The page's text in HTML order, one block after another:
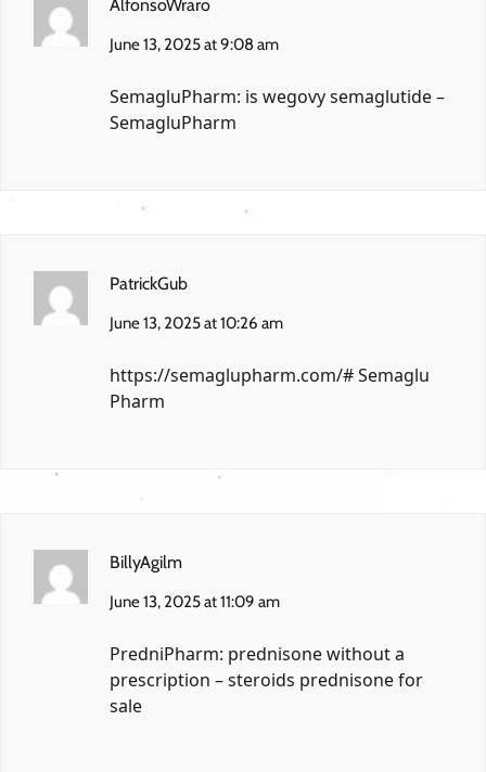
AlfonsoWraro
June 13, 2025 at 9:08 am
SemagluPharm: is wegovy semaglutide–
SemagluPharm
PatrickGub
June 13, 2025 at 10:26 am
https://semaglupharm.com/#Semaglu
Pharm
BillyAgilm
June 13, 2025 at 11:09 am
PredniPharm: prednisone without a
prescription – steroids prednisone for
sale